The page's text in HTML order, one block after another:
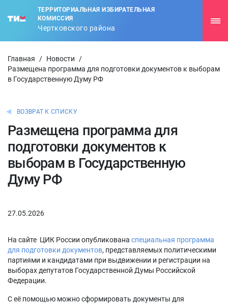
ТЕРРИТОРИАЛЬНАЯ ИЗБИРАТЕЛЬНАЯ
КОМИССИЯ
Чертковского района
Главная / Новости
/
Размещена программа для подготовки документов к выборам
в Государственную Думу РФ
ВОЗВРАТ К СПИСКУ
Размещена программа для
подготовки документов к
выборам в Государственную
Думу РФ
27.05.2026
На сайте ЦИК России опубликована специальная программа
для подготовки документов, представляемых политическими
партиями и кандидатами при выдвижении и регистрации на
выборах депутатов Государственной Думы Российской
Федерации.
С её помощью можно сформировать документы для